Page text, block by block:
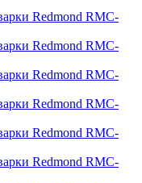
Redmond RMC-
Redmond RMC-
Redmond RMC-
Redmond RMC-
Redmond RMC-
Redmond RMC-